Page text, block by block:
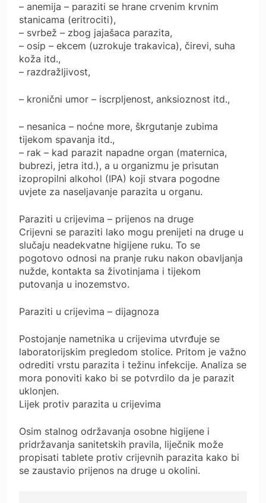
– anemija – paraziti se hrane crvenim krvnim
stanicama (eritrociti),
– svrbež – zbog jajašaca parazita,
– osip – ekcem (uzrokuje trakavica), čirevi, suha
koža itd.,
– razdražljivost,
– kronični umor – iscrpljenost, anksioznost itd.,
– nesanica – noćne more, škrgutanje zubima
tijekom spavanja itd.,
– rak – kad parazit napadne organ (maternica,
bubrezi, jetra itd.), a u organizmu je prisutan
izopropilni alkohol (IPA) koji stvara pogodne
uvjete za naseljavanje parazita u organu.
Paraziti u crijevima – prijenos na druge
Crijevni se paraziti lako mogu prenijeti na druge u
slučaju neadekvatne higijene ruku. To se
pogotovo odnosi na pranje ruku nakon obavljanja
nužde, kontakta sa životinjama i tijekom
putovanja u inozemstvo.
Paraziti u crijevima – dijagnoza
Postojanje nametnika u crijevima utvrđuje se
laboratorijskim pregledom stolice. Pritom je važno
odrediti vrstu parazita i težinu infekcije. Analiza se
mora ponoviti kako bi se potvrdilo da je parazit
uklonjen.
Lijek protiv parazita u crijevima
Osim stalnog održavanja osobne higijene i
pridržavanja sanitetskih pravila, liječnik može
propisati tablete protiv crijevnih parazita kako bi
se zaustavio prijenos na druge u okolini.